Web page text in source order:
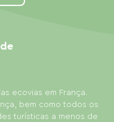
ecovias em França.
bem como todos os
turísticas a menos de